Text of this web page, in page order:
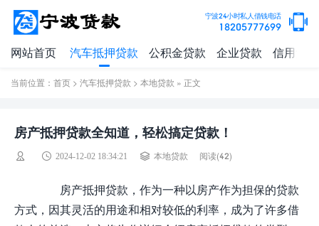
宁波24小时私人借钱电话
18205777699
网站首页 汽车抵押贷款 公积金贷款 企业贷款 信用贷款
当前位置： 首页 > 汽车抵押贷款 > 本地贷款 » 正文
房产抵押贷款全知道，轻松搞定贷款！
2024-12-02 18:34:21 本地贷款 阅读(42)
房产抵押贷款，作为一种以房产作为担保的贷款
方式，因其灵活的用途和相对较低的利率，成为了许多借